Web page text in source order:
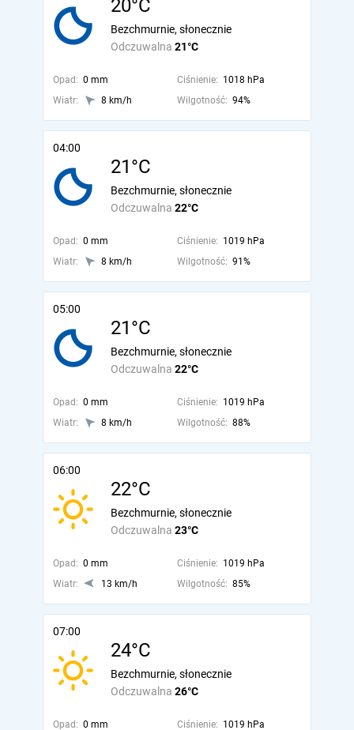
20°C
Odczuwalna 21°C
Bezchmurnie, słonecznie
Opad: 0 mm Ciśnienie: 1018 hPa
Wiatr:
8 km/h Wilgotność: 94%
04:00
21°C
Odczuwalna 22°C
Bezchmurnie, słonecznie
Opad: 0 mm Ciśnienie: 1019 hPa
Wiatr:
8 km/h Wilgotność: 91%
05:00
21°C
Odczuwalna 22°C
Bezchmurnie, słonecznie
Opad: 0 mm Ciśnienie: 1019 hPa
Wiatr:
8 km/h Wilgotność: 88%
06:00
22°C
Odczuwalna 23°C
Bezchmurnie, słonecznie
Opad: 0 mm Ciśnienie: 1019 hPa
Wiatr:
13 km/h Wilgotność: 85%
07:00
24°C
Odczuwalna 26°C
Bezchmurnie, słonecznie
Opad: 0 mm Ciśnienie: 1019 hPa